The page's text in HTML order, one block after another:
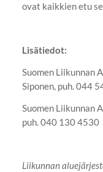
ovat kaikkien etu
Lisätiedot:
Suomen Liikunnan
Siponen, puh. 044
Suomen Liikunnan
puh. 040 130 4530
Liikunnan